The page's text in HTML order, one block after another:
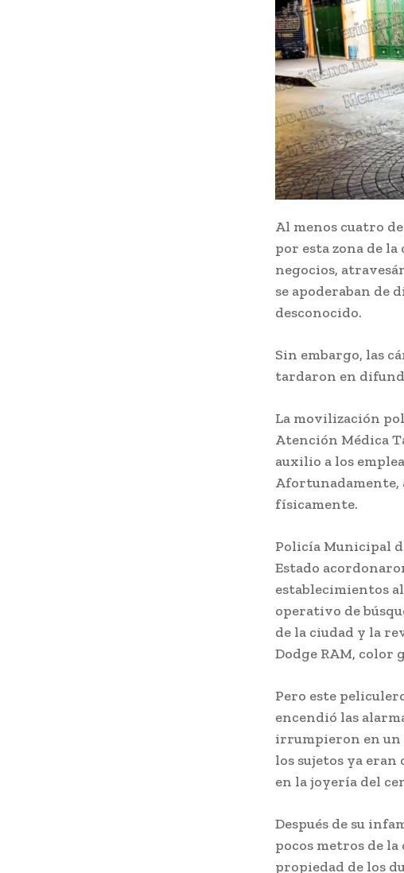
Al menos cuatro
por esta zona de
negocios,
se apoderaban de
desconocido.
Sin embargo, las
tardaron en
La movilización
Atención Médica
auxilio a los
Afortunadamente,
físicamente.
Policía Municipal
Estado
establecimientos
operativo de
de la ciudad y la
Dodge RAM, color
Pero este
encendió las
irrumpieron en un
los sujetos ya
en la joyería del
Después de su
pocos metros de
propiedad de los